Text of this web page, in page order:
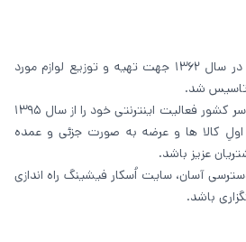
فروشگاه صید و شکار اُسکار در سال 1362 جهت تهیه و توزیع لوازم مورد
تاسیس شد.
با هدفِ تامین ماهیگیران سراسر کشور فعالیت اینترنتی خود را از سال 1395
اولِ کالا ها و عرضه به صورت جزئی و عمده
عزیز باشد.
سال 1400 برای دسترسی آسان، سایت اُسکار فیشینگ راه اندازی